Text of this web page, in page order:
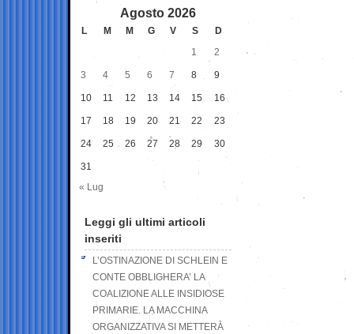
Agosto 2026
L M M G V S
D
1
2
3 4 5 6 7 8 9
10 11 12 13 14 15 16
17 18 19 20 21 22 23
24 25 26 27 28 29 30
31
« Lug
Leggi gli ultimi articoli
inseriti
L’OSTINAZIONE DI SCHLEIN E
CONTE OBBLIGHERA’ LA
COALIZIONE ALLE INSIDIOSE
PRIMARIE. LA MACCHINA
ORGANIZZATIVA SI METTERÀ